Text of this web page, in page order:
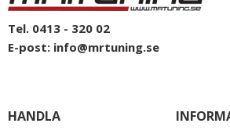
Tel. 0413 - 320 02
E-post: info@mrtuning.se
HANDLA